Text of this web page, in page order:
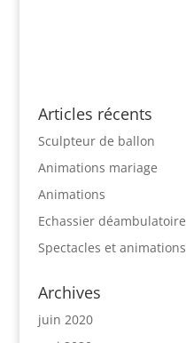
Articles récents
Sculpteur de ballon
Animations mariage
Animations
Echassier déambulatoire
Spectacles et animations
Archives
juin 2020